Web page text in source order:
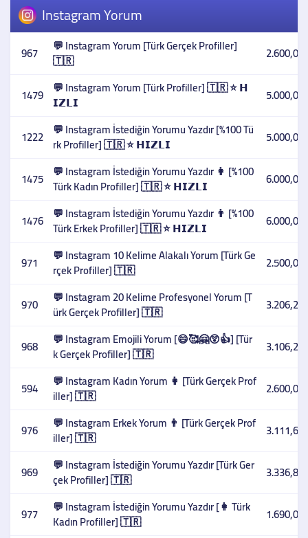
Instagram Yorum
967 💬 Instagram Yorum [Türk Gerçek Profiller]
🇹🇷 2.600,00
1479 💬 Instagram Yorum [Türk Profiller] 🇹🇷 ⭐ 𝗛
𝗜𝗭𝗟𝗜 5.000,00
1222 💬 Instagram İstediğin Yorumu Yazdır [%100 Tü
rk Profiller] 🇹🇷 ⭐ 𝗛𝗜𝗭𝗟𝗜 5.000,00
1475 💬 Instagram İstediğin Yorumu Yazdır 👩 [%100
Türk Kadın Profiller] 🇹🇷 ⭐ 𝗛𝗜𝗭𝗟𝗜 6.000,00
1476 💬 Instagram İstediğin Yorumu Yazdır 👨 [%100
Türk Erkek Profiller] 🇹🇷 ⭐ 𝗛𝗜𝗭𝗟𝗜 6.000,00
971 💬 Instagram 10 Kelime Alakalı Yorum [Türk Ge
rçek Profiller] 🇹🇷 2.500,00
970 💬 Instagram 20 Kelime Profesyonel Yorum [T
ürk Gerçek Profiller] 🇹🇷 3.206,27
968 💬 Instagram Emojili Yorum [😄🥰🤗😲👍] [Tür
k Gerçek Profiller] 🇹🇷 3.106,27
594 💬 Instagram Kadın Yorum 👩 [Türk Gerçek Prof
iller] 🇹🇷 2.600,00
976 💬 Instagram Erkek Yorum 👨 [Türk Gerçek Prof
iller] 🇹🇷 3.111,61
969 💬 Instagram İstediğin Yorumu Yazdır [Türk Ger
çek Profiller] 🇹🇷 3.336,89
977 💬 Instagram İstediğin Yorumu Yazdır [👩 Türk
Kadın Profiller] 🇹🇷 1.690,00